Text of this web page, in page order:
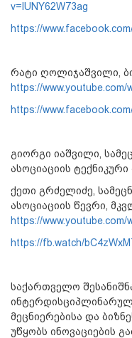
v=lUNY62W73ag
https://
რატი ღოლიჯაშვილი,
https://www.youtube.com/
https://
გიორგი იაშვილი,
ასოციაციის
ქეთი გრძელიძე,
ასოციაციის წევრი,
https://
https://fb.watch/
საქართველო
მეცნიერებისა და
უწყობს ინოვაციების